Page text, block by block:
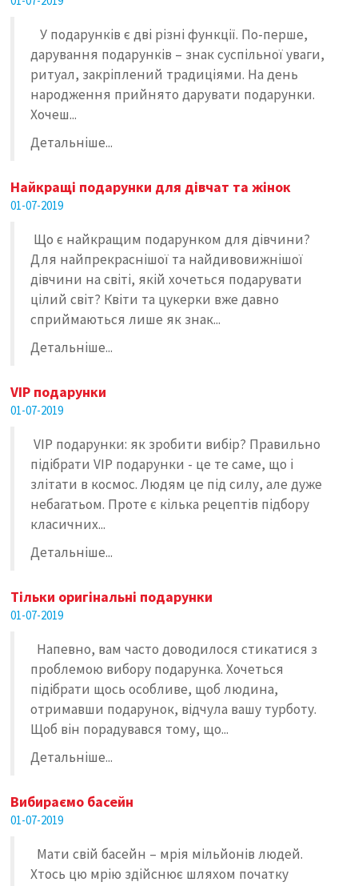
У подарунків є дві різні функції. По-перше,
дарування подарунків – знак суспільної уваги,
ритуал, закріплений традиціями. На день
народження прийнято дарувати подарунки.
Хочеш...
Детальніше...
Найкращі подарунки для дівчат та жінок
01-07-2019
Що є найкращим подарунком для дівчини?
Для найпрекраснішої та найдивовижнішої
дівчини на світі, якій хочеться подарувати
цілий світ? Квіти та цукерки вже давно
сприймаються лише як знак...
Детальніше...
VIP подарунки
01-07-2019
VIP подарунки: як зробити вибір? Правильно
підібрати VIP подарунки - це те саме, що і
злітати в космос. Людям це під силу, але дуже
небагатьом. Проте є кілька рецептів підбору
класичних...
Детальніше...
Тільки оригінальні подарунки
01-07-2019
Напевно, вам часто доводилося стикатися з
проблемою вибору подарунка. Хочеться
підібрати щось особливе, щоб людина,
отримавши подарунок, відчула вашу турботу.
Щоб він порадувався тому, що...
Детальніше...
Вибираємо басейн
01-07-2019
Мати свій басейн – мрія мільйонів людей.
Хтось цю мрію здійснює шляхом початку